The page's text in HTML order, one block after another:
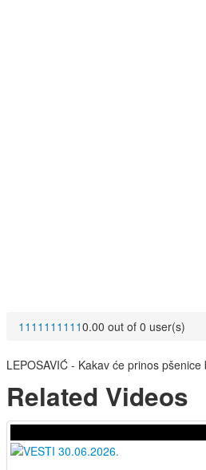
1 1 1 1 1 1 1 1 1 10.00 out of 0 user(s)
LEPOSAVIĆ - Kakav će prinos
Related Videos